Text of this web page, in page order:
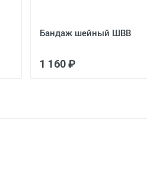
Бандаж шейный ШВВ
1 160 ₽